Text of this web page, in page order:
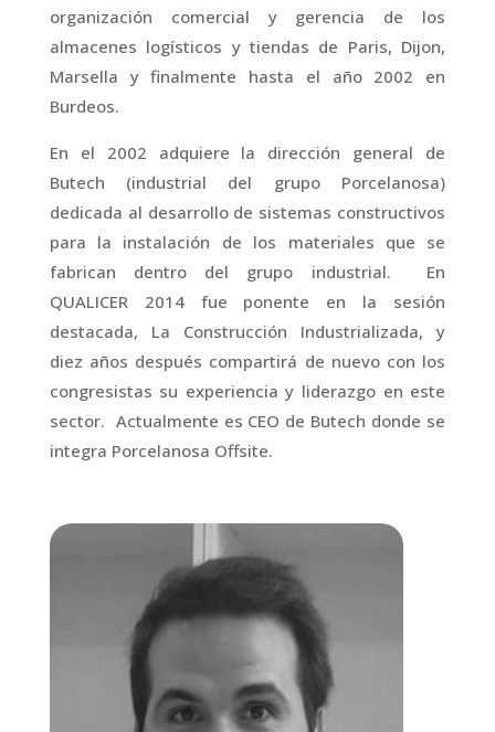
organización comercial y gerencia de los
almacenes logísticos y tiendas de Paris, Dijon,
Marsella y finalmente hasta el año 2002 en
Burdeos.
En el 2002 adquiere la dirección general de
Butech (industrial del grupo Porcelanosa)
dedicada al desarrollo de sistemas constructivos
para la instalación de los materiales que se
fabrican dentro del grupo industrial. En
QUALICER 2014 fue ponente en la sesión
destacada, La Construcción Industrializada, y
diez años después compartirá de nuevo con los
congresistas su experiencia y liderazgo en este
sector. Actualmente es CEO de Butech donde se
integra Porcelanosa Offsite.